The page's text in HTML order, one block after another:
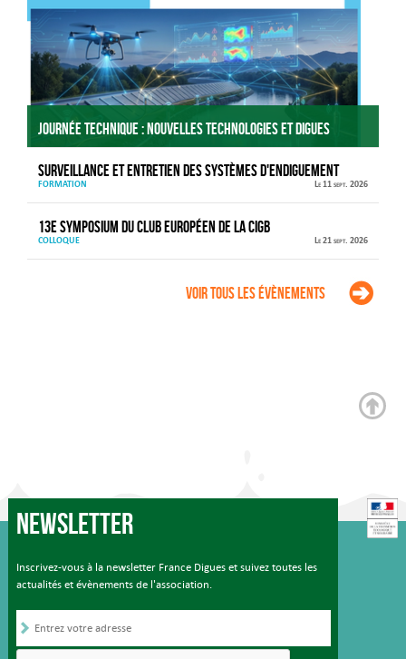
Journée technique : Nouvelles technologies et digues
Surveillance et entretien des systèmes d'endiguement
FORMATION Le 11 sept. 2026
13e Symposium du Club européen de la CIGB
COLLOQUE Le 21 sept. 2026
Voir tous les évènements
Newsletter
Inscrivez-vous à la newsletter France Digues et suivez toutes les
actualités et évènements de l'association.